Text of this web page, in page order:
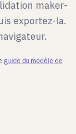
maker-
exportez-la.
guide du modèle de